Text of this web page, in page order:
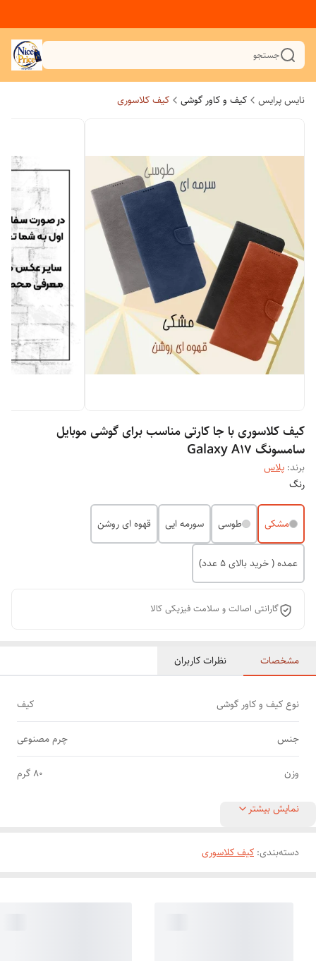
جستجو
نایس پرایس کیف و کاور گوشی کیف کلاسوری
کیف کلاسوری با جا کارتی مناسب برای گوشی موبایل
سامسونگ Galaxy A17
برند: پلاس
رنگ
مشکی طوسی سورمه ایی قهوه ای روشن
عمده ( خرید بالای 5 عدد)
گارانتی اصالت و سلامت فیزیکی کالا
مشخصات نظرات کاربران
نوع کیف و کاور گوشی کیف
جنس چرم مصنوعی
وزن 80 گرم
نمایش بیشتر
دسته‌بندی: کیف کلاسوری